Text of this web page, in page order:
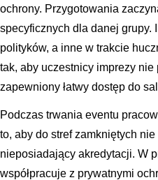
ochrony. Przygotowania
specyficznych dla danej grupy.
polityków, a inne w trakcie
tak, aby uczestnicy imprezy
zapewniony łatwy dostęp do
Podczas trwania eventu
to, aby do stref zamkniętych
nieposiadający akredytacji. W
współpracuje z prywatnymi